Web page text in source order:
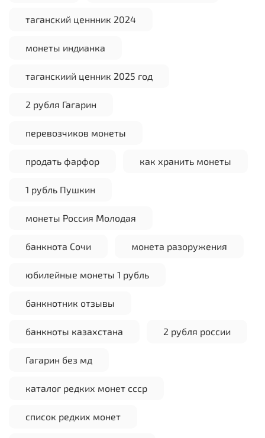
таганский ценнник 2024
монеты индианка
таганскиий ценник 2025 год
2 рубля Гагарин
перевозчиков монеты
продать фарфор как хранить монеты
1 рубль Пушкин
монеты Россия Молодая
банкнота Сочи монета разоружения
юбилейные монеты 1 рубль
банкнотник отзывы
банкноты казахстана 2 рубля россии
Гагарин без мд
каталог редких монет ссср
список редких монет